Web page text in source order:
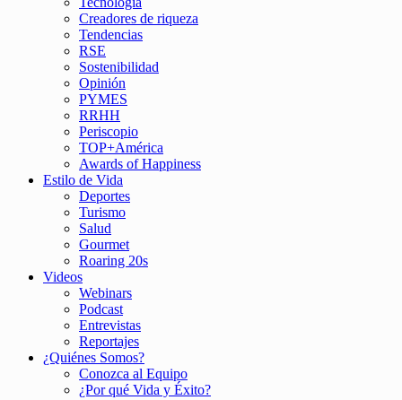
Creadores de riqueza
Tendencias
RSE
Sostenibilidad
Opinión
PYMES
RRHH
Periscopio
TOP+América
Awards of Happiness
Estilo de Vida
Deportes
Turismo
Salud
Gourmet
Roaring 20s
Videos
Webinars
Podcast
Entrevistas
Reportajes
¿Quiénes Somos?
Conozca al Equipo
¿Por qué Vida y Éxito?